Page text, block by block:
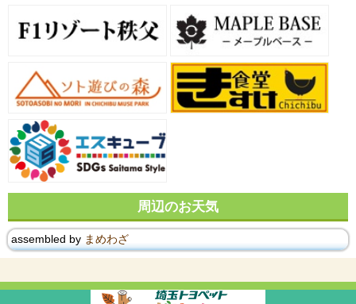
周辺のお天気
assembled by まめわざ